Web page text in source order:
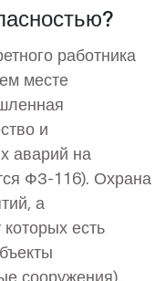
работника
месте
и
аварий на
ФЗ-116). Охрана
а
есть
сооружения).